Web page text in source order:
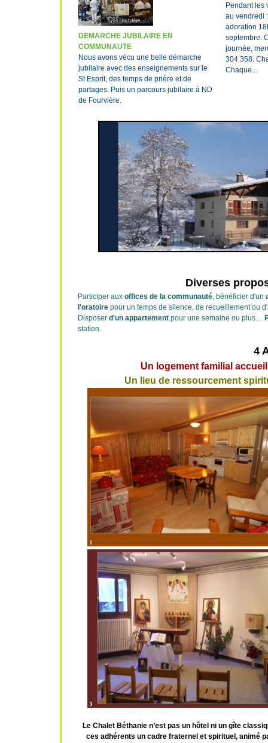
DEMARCHE JUBILAIRE EN
COMMUNAUTE
Nous avons vécu une belle démarche
jubilaire avec des enseignements sur le
St Esprit, des temps de prière et de
partages. Puis un parcours jubilaire à ND
de Fourvière.
Pendant les
au vendredi
adoration
septembre.
journée,
304 358.
Chaque...
Diverses
Participer aux offices de la communauté, bénéficier d'un
l'oratoire pour un temps de silence, de recueillement ou
Disposer d'un appartement pour une semaine ou plus…
station.
4
Un logement familial
Un lieu de ressourcement
Le Chalet Béthanie n’est pas un hôtel ni un gîte
ces adhérents un cadre fraternel et spirituel, animé